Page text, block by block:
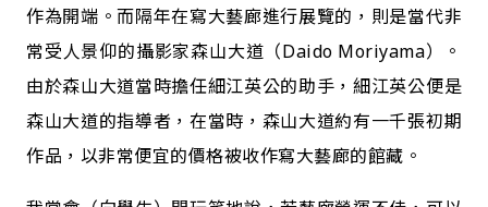
作為開端。而隔年在寫大藝廊進行展覽的，則是當代非
常受人景仰的攝影家森山大道（Daido Moriyama）。
由於森山大道當時擔任細江英公的助手，細江英公便是
森山大道的指導者，在當時，森山大道約有一千張初期
作品，以非常便宜的價格被收作寫大藝廊的館藏。